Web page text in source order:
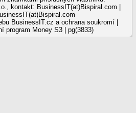
kontakt: BusinessIT(at)Bispiral.com |
BusinessIT.cz a ochrana soukromí
program Money S3| pg(3833)